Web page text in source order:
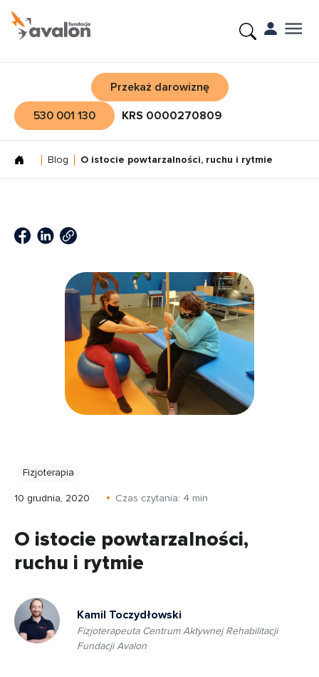
Przekaż darowiznę
530 001 130
KRS 0000270809
Blog O istocie powtarzalności, ruchu i rytmie
Fizjoterapia
10 grudnia, 2020 Czas czytania: 4 min
O istocie powtarzalności,
ruchu i rytmie
Kamil Toczydłowski
Fizjoterapeuta Centrum Aktywnej Rehabilitacji
Fundacji Avalon